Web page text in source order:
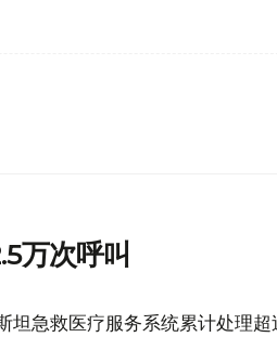
万次呼叫
坦急救医疗服务系统累计处理